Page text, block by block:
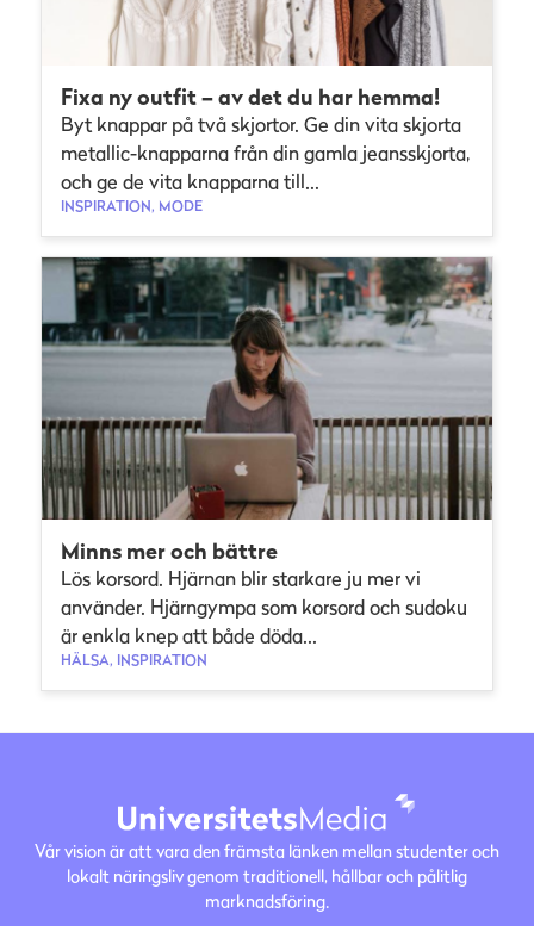
Fixa ny outfit – av det du har hemma!
Byt knappar på två skjortor. Ge din vita skjorta
metallic-knapparna från din gamla jeansskjorta,
och ge de vita knapparna till...
INSPIRATION, MODE
Minns mer och bättre
Lös korsord. Hjärnan blir starkare ju mer vi
använder. Hjärngympa som korsord och sudoku
är enkla knep att både döda...
HÄLSA, INSPIRATION
Vår vision är att vara den främsta länken mellan studenter och
lokalt näringsliv genom traditionell, hållbar och pålitlig
marknadsföring.